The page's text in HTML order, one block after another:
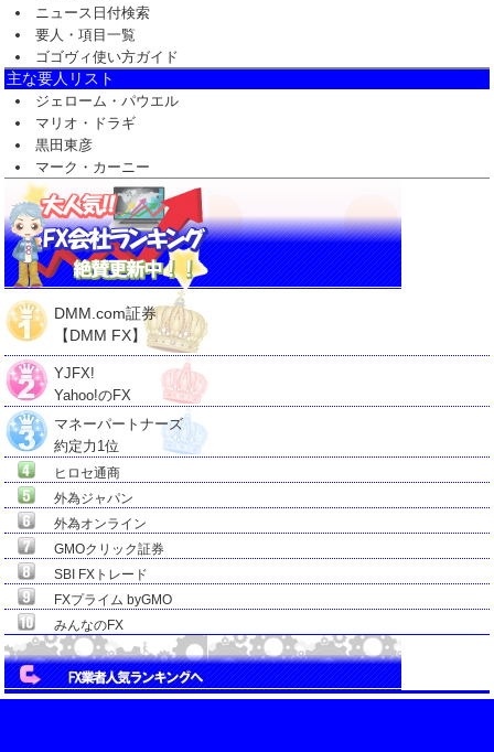
ニュース日付検索
要人・項目一覧
ゴゴヴィ使い方ガイド
主な要人リスト
ジェローム・パウエル
マリオ・ドラギ
黒田東彦
マーク・カーニー
DMM.com証券
【DMM FX】
YJFX!
Yahoo!のFX
マネーパートナーズ
約定力1位
ヒロセ通商
外為ジャパン
外為オンライン
GMOクリック証券
SBI FXトレード
FXプライム byGMO
みんなのFX